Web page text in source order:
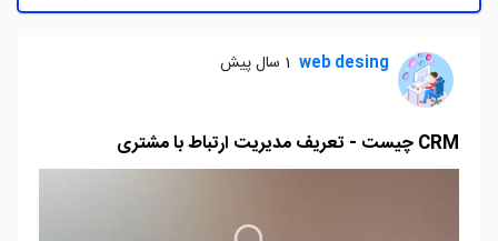
web desing 1 سال پیش
CRM چیست - تعریف مدیریت ارتباط با مشتری